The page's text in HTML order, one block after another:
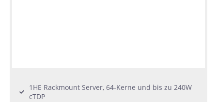
1HE Rackmount Server, 64-Kerne und bis zu 240W
cTDP